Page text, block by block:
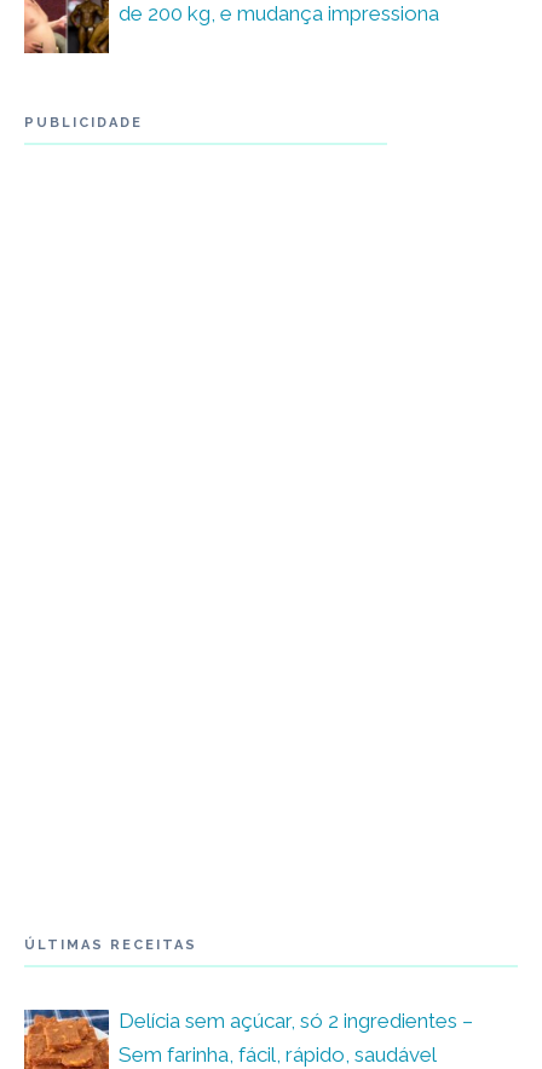
de 200 kg, e mudança impressiona
PUBLICIDADE
ÚLTIMAS RECEITAS
Delícia sem açúcar, só 2 ingredientes –
Sem farinha, fácil, rápido, saudável